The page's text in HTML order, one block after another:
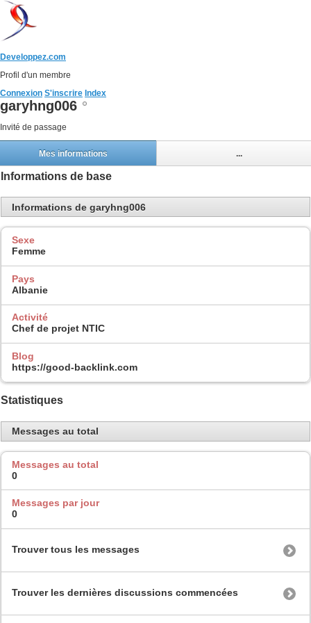
Developpez.com
Profil d'un membre
Connexion S'inscrire Index
garyhng006
Invité de passage
Mes informations ...
Informations de base
Informations de garyhng006
Sexe
Femme
Pays
Albanie
Activité
Chef de projet NTIC
Blog
https://good-backlink.com
Statistiques
Messages au total
Messages au total
0
Messages par jour
0
Trouver tous les messages
Trouver les dernières discussions commencées